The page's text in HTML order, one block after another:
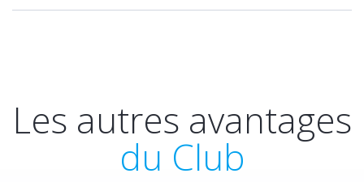
Les autres avantages
du Club